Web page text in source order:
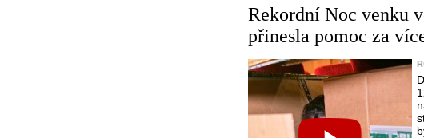
Rekordní Noc venku
přinesla pomoc za